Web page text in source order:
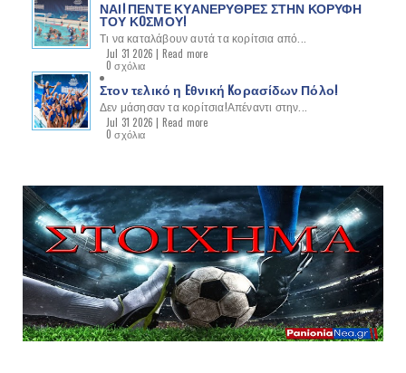
ΝΑΙ! ΠΕΝΤΕ ΚΥΑΝΕΡΥΘΡΕΣ ΣΤΗΝ ΚΟΡΥΦΗ
ΤΟΥ ΚOΣΜΟΥ!
Τι να καταλάβουν αυτά τα κορίτσια από...
Jul 31 2026 | Read more
0 σχόλια
Στον τελικό η Eθνική Kορασίδων Πόλο!
Δεν μάσησαν τα κορίτσια!Απέναντι στην...
Jul 31 2026 | Read more
0 σχόλια